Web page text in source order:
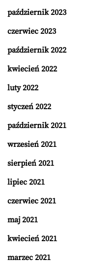
październik 2023
czerwiec 2023
październik 2022
kwiecień 2022
luty 2022
styczeń 2022
październik 2021
wrzesień 2021
sierpień 2021
lipiec 2021
czerwiec 2021
maj 2021
kwiecień 2021
marzec 2021